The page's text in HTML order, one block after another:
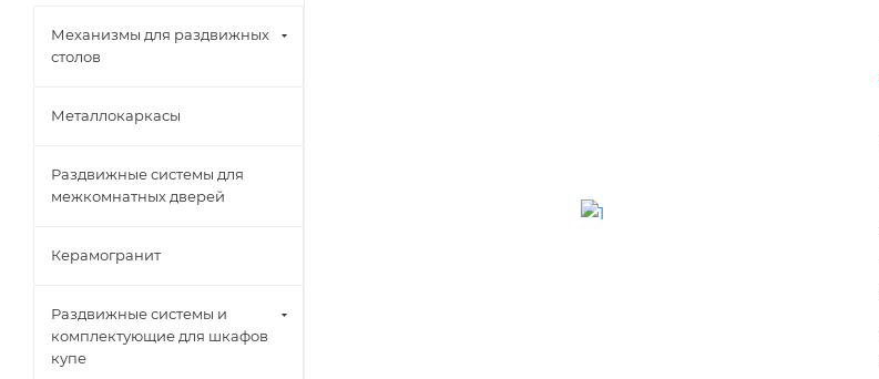
Механизмы для раздвижных
столов
Металлокаркасы
Раздвижные системы для
межкомнатных дверей
Керамогранит
Раздвижные системы и
комплектующие для шкафов
купе